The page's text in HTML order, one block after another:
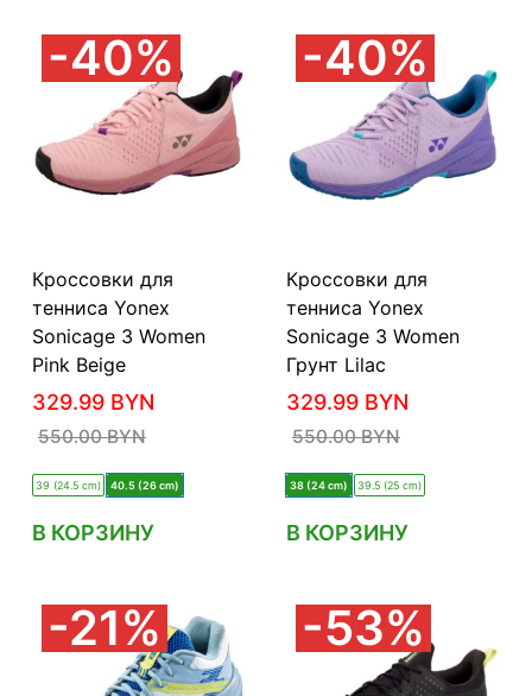
40%
Кроссовки для
тенниса Yonex
Sonicage 3 Women
Pink Beige
329.99 BYN
550.00BYN
39 (24.5 cm) 40.5 (26 cm)
В КОРЗИНУ
40%
Кроссовки для
тенниса Yonex
Sonicage 3 Women
Грунт Lilac
329.99 BYN
550.00BYN
38 (24 cm) 39.5 (25 cm)
В КОРЗИНУ
21% 53%